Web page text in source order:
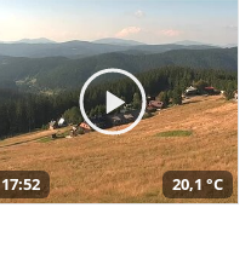
17:52 20,1 °C